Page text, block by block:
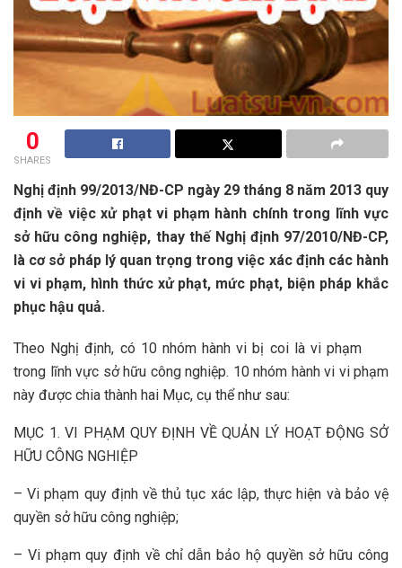
0
SHARES
Nghị định 99/2013/NĐ-CP ngày 29 tháng 8 năm 2013 quy
định về việc xử phạt vi phạm hành chính trong lĩnh vực
sở hữu công nghiệp, thay thế Nghị định 97/2010/NĐ-CP,
là cơ sở pháp lý quan trọng trong việc xác định các hành
vi vi phạm, hình thức xử phạt, mức phạt, biện pháp khắc
phục hậu quả.
Theo Nghị định, có 10 nhóm hành vi bị coi là vi phạm
trong lĩnh vực sở hữu công nghiệp. 10 nhóm hành vi vi phạm
này được chia thành hai Mục, cụ thể như sau:
MỤC 1. VI PHẠM QUY ĐỊNH VỀ QUẢN LÝ HOẠT ĐỘNG SỞ
HỮU CÔNG NGHIỆP
– Vi phạm quy định về thủ tục xác lập, thực hiện và bảo vệ
quyền sở hữu công nghiệp;
– Vi phạm quy định về chỉ dẫn bảo hộ quyền sở hữu công